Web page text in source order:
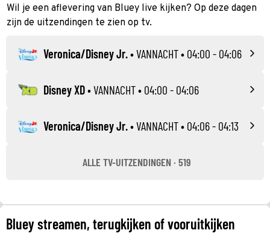
Wil je een aflevering van Bluey live kijken? Op deze dagen
zijn de uitzendingen te zien op tv.
Veronica/Disney Jr.•VANNACHT• 04:00 - 04:06
Disney XD•VANNACHT• 04:00 - 04:06
Veronica/Disney Jr.•VANNACHT• 04:06 - 04:13
ALLE TV-UITZENDINGEN · 519
Bluey streamen, terugkijken of vooruitkijken